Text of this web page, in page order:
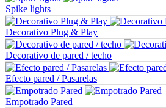
Spike lights
Decorativo Plug & Play
Decorativo de pared / techo
Efecto pared / Pasarelas
Empotrado Pared